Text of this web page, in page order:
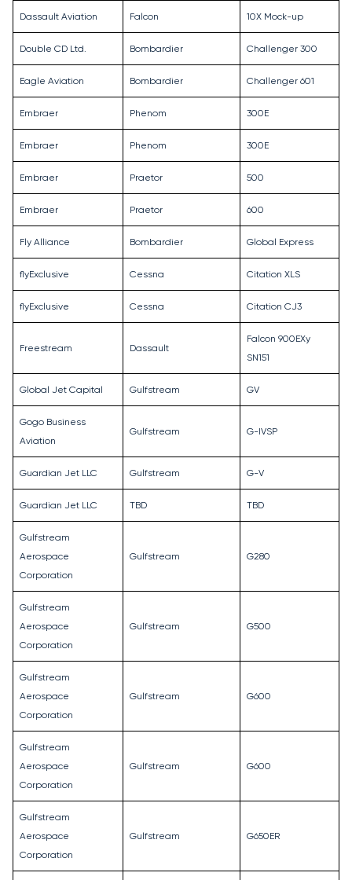
Dassault Aviation Falcon 10X Mock-up
Double CD Ltd. Bombardier Challenger 300
Eagle Aviation Bombardier Challenger 601
Embraer Phenom 300E
Embraer Phenom 300E
Embraer Praetor 500
Embraer Praetor 600
Fly Alliance Bombardier Global Express
flyExclusive Cessna Citation XLS
flyExclusive Cessna Citation CJ3
Freestream Dassault
Falcon 900EXy
SN151
Global Jet Capital Gulfstream GV
Gogo Business
Aviation
Gulfstream G-IVSP
Guardian Jet LLC Gulfstream G-V
Guardian Jet LLC TBD TBD
Gulfstream
Aerospace
Corporation
Gulfstream G280
Gulfstream
Aerospace
Corporation
Gulfstream G500
Gulfstream
Aerospace
Corporation
Gulfstream G600
Gulfstream
Aerospace
Corporation
Gulfstream G600
Gulfstream
Aerospace
Corporation
Gulfstream G650ER